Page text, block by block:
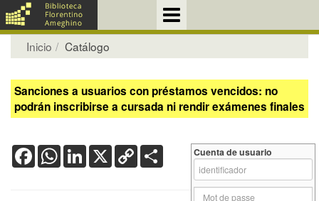
Inicio Catálogo
Sanciones a usuarios con préstamos vencidos: no
podrán inscribirse a cursada ni rendir exámenes finales
FacebookWhatsApp
LinkedIn
X Copy
Link
Cuenta de usuario